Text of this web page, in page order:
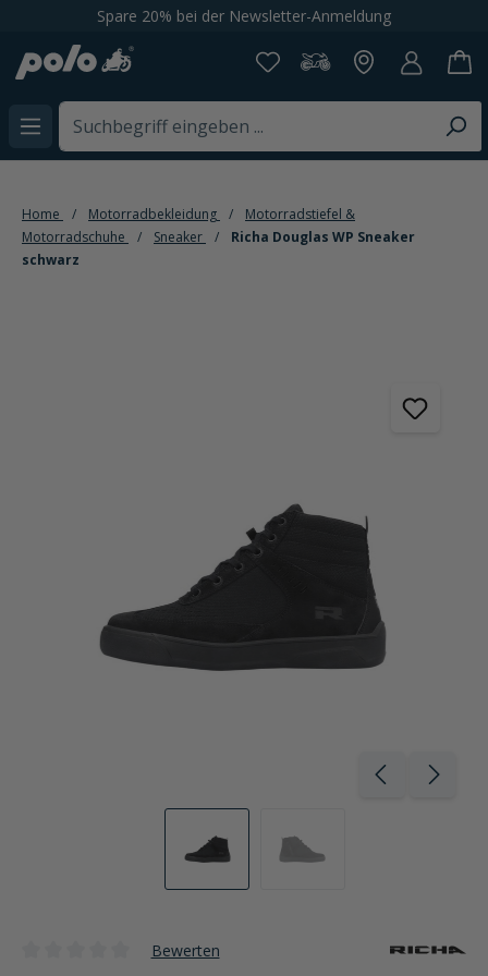
springenSpare 20% bei der Newsletter-Anmeldung
Home Motorradbekleidung
Motorradstiefel &
Motorradschuhe
Sneaker
Richa Douglas WP Sneaker
schwarz
Bewerten